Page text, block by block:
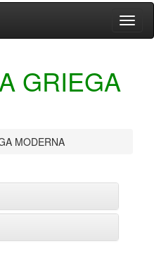
GRIEGA
MODERNA